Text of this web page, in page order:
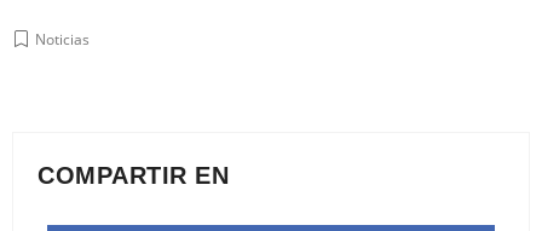
Noticias
COMPARTIR EN